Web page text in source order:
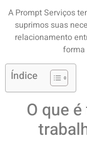
A Prompt Serviços
suprimos suas
relacionamento
forma
Índice
O que